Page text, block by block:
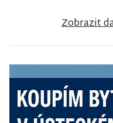
Zobrazit